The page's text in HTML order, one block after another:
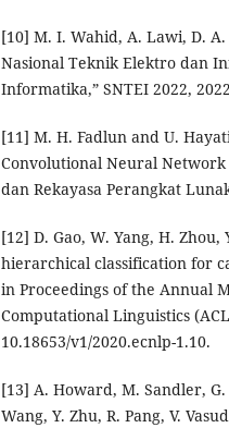
[10] M. I. Wahid, A. Lawi, D.
Nasional Teknik Elektro dan
Informatika,” SNTEI 2022,
[11] M. H. Fadlun and U.
Convolutional Neural
dan Rekayasa Perangkat
[12] D. Gao, W. Yang, H. Zhou,
hierarchical classification for
in Proceedings of the Annual
Computational Linguistics
10.18653/v1/2020.ecnlp-1.10.
[13] A. Howard, M. Sandler, G.
Wang, Y. Zhu, R. Pang, V.